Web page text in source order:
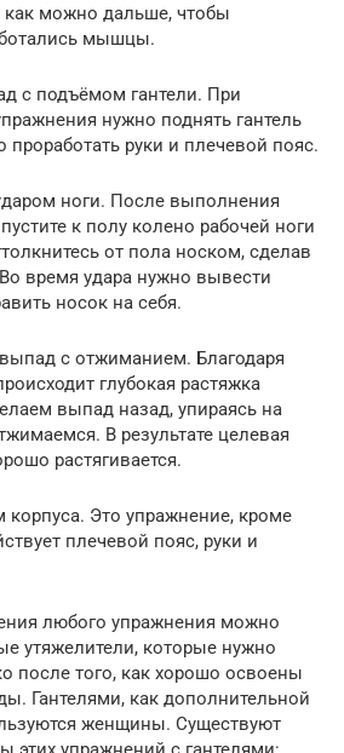
как можно дальше, чтобы
мышцы.
с подъёмом гантели. При
нужно поднять гантель
проработать руки и плечевой пояс.
ноги. После выполнения
к полу колено рабочей ноги
от пола носком, сделав
время удара нужно вывести
носок на себя.
с отжиманием. Благодаря
глубокая растяжка
выпад назад, упираясь на
В результате целевая
растягивается.
корпуса. Это упражнение, кроме
плечевой пояс, руки и
любого упражнения можно
утяжелители, которые нужно
после того, как хорошо освоены
Гантелями, как дополнительной
женщины. Существуют